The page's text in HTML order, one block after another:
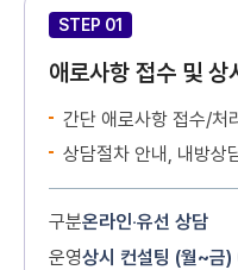
STEP 01
애로사항 접수 및 상
간단 애로사항 접수/처리
상담절차 안내, 내방상
구분온라인‧유선 상담
운영상시 컨설팅 (월~